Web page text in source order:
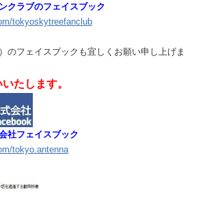
クラブのフェイスブック
tokyoskytreefanclub
のフェイスブックも宜しくお願い申し上げま
たします。
社フェイスブック
tokyo.antenna